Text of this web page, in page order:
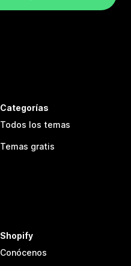
Categorías
Todos los temas
Temas gratis
Shopify
Conócenos